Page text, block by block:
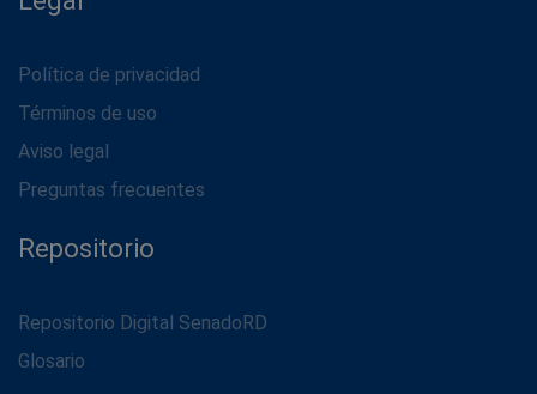
Política de privacidad
Términos de uso
Aviso legal
Preguntas frecuentes
Repositorio
Repositorio Digital SenadoRD
Glosario